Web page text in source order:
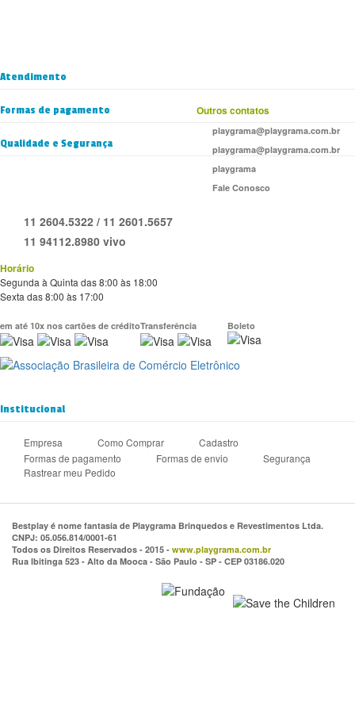
Atendimento
Outros contatos
playgrama@playgrama.com.br
playgrama@playgrama.com.br
playgrama
Fale Conosco
11 2604.5322 / 11 2601.5657
11 94112.8980 vivo
Horário
Segunda à Quinta das 8:00 às 18:00
Sexta das 8:00 às 17:00
Formas de pagamento
em até 10x nos cartões de créditoTransferência Boleto
Qualidade e Segurança
Institucional
Empresa Como Comprar
Cadastro
Formas de pagamento
Formas de envio
Segurança
Rastrear meu Pedido
Bestplay é nome fantasia de Playgrama Brinquedos e Revestimentos Ltda.
CNPJ: 05.056.814/0001-61
Todos os Direitos Reservados - 2015 - www.playgrama.com.br
Rua Ibitinga 523 - Alto da Mooca - São Paulo - SP - CEP 03186.020